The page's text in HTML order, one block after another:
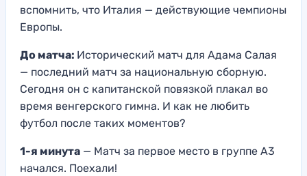
вспомнить, что Италия — действующие чемпионы
Европы.
До матча: Исторический матч для Адама Салая
— последний матч за национальную сборную.
Сегодня он с капитанской повязкой плакал во
время венгерского гимна. И как не любить
футбол после таких моментов?
1-я минута — Матч за первое место в группе А3
начался. Поехали!